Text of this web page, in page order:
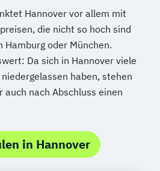
Hannover vor allem mit
die nicht so hoch sind
Hamburg oder München.
Da sich in Hannover viele
haben, stehen
auch nach Abschluss einen
in Hannover